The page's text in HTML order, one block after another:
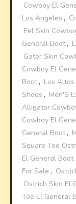
Cowboy El
Los Angeles ,
Eel Skin
General Boot,
Gator Skin
Cowboy El
Boot, Los
Shoes , Men'S
Alligator
Cowboy El
General Boot,
Square Toe
El General Boot
For Sale ,
Ostrich Skin El
Toe El General